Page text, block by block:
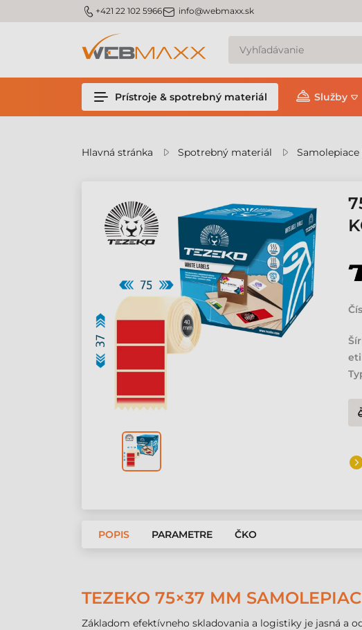
m_phone +421 22 102 5966m_email info@webmaxx.sk
Prístroje & spotrebný materiál Služby
Hlavná stránka Spotrebný materiál
POPIS PARAMETRE ČKO
TEZEKO 75×37 MM
Základom efektívneho skladovania a logistiky je jasná a